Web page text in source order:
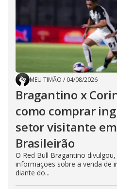
MEU TIMÃO / 04/08/2026
Bragantino x
como comprar
setor visitante
Brasileirão
O Red Bull Bragantino
informações sobre a venda de
diante do...